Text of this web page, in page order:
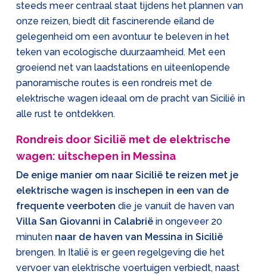
steeds meer centraal staat tijdens het plannen van
onze reizen, biedt dit fascinerende eiland de
gelegenheid om een avontuur te beleven in het
teken van ecologische duurzaamheid. Met een
groeiend net van laadstations en uiteenlopende
panoramische routes is een rondreis met de
elektrische wagen ideaal om de pracht van Sicilië in
alle rust te ontdekken.
Rondreis door Sicilië met de elektrische
wagen: uitschepen in Messina
De enige manier om naar Sicilië te reizen met je
elektrische wagen is inschepen in een van de
frequente veerboten die je vanuit de haven van
Villa San Giovanni in Calabrië in ongeveer 20
minuten naar de haven van Messina in Sicilië
brengen. In Italië is er geen regelgeving die het
vervoer van elektrische voertuigen verbiedt, naast